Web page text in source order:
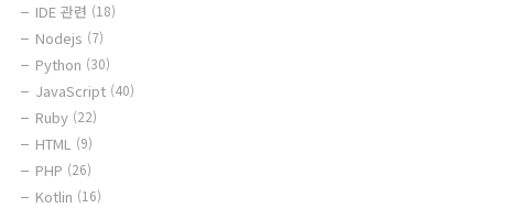
IDE 관련 (18)
Nodejs (7)
Python (30)
JavaScript (40)
Ruby (22)
HTML (9)
PHP (26)
Kotlin (16)